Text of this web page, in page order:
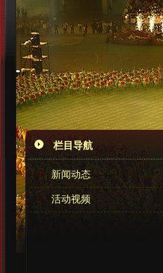
栏目导航
新闻动态
活动视频